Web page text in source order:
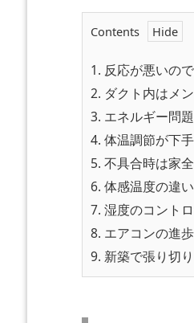
Contents
1. 反応が悪いの
2. ダクト内はメ
3. エネルギー問
4. 体温調節が下
5. 不具合時は家
6. 体感温度の違
7. 湿度のコント
8. エアコンの進
9. 新築で張り切